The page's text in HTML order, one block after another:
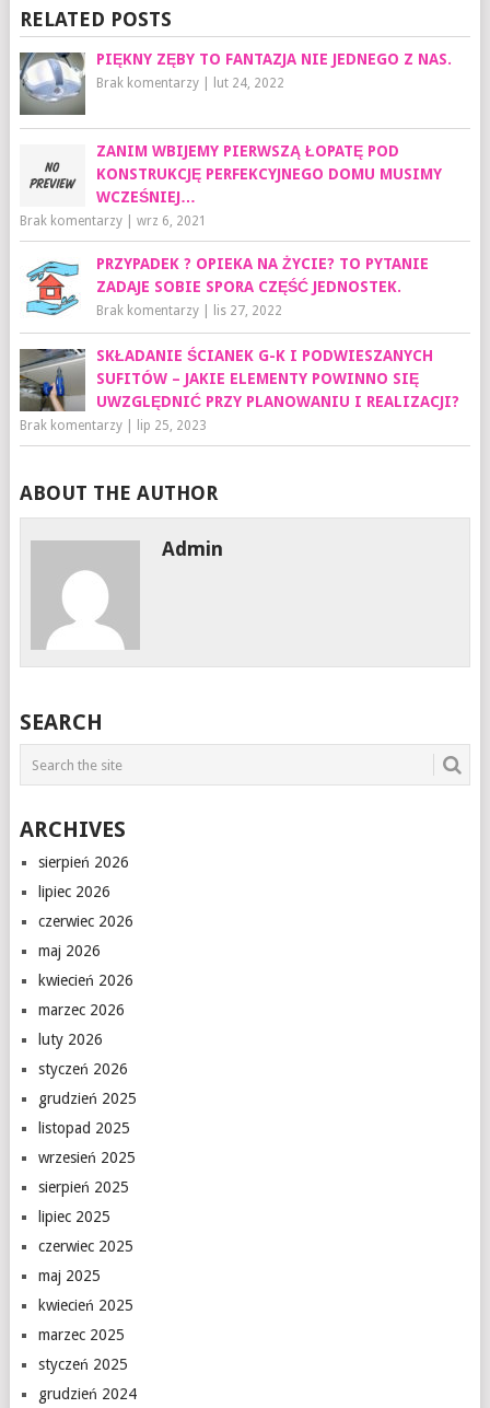
RELATED POSTS
PIĘKNY ZĘBY TO FANTAZJA NIE JEDNEGO Z NAS.
Brak komentarzy| lut 24, 2022
ZANIM WBIJEMY PIERWSZĄ ŁOPATĘ POD
KONSTRUKCJĘ PERFEKCYJNEGO DOMU MUSIMY
WCZEŚNIEJ…
Brak komentarzy| wrz 6, 2021
PRZYPADEK ? OPIEKA NA ŻYCIE? TO PYTANIE
ZADAJE SOBIE SPORA CZĘŚĆ JEDNOSTEK.
Brak komentarzy| lis 27, 2022
SKŁADANIE ŚCIANEK G-K I PODWIESZANYCH
SUFITÓW – JAKIE ELEMENTY POWINNO SIĘ
UWZGLĘDNIĆ PRZY PLANOWANIU I REALIZACJI?
Brak komentarzy| lip 25, 2023
ABOUT THE AUTHOR
Admin
SEARCH
ARCHIVES
sierpień 2026
lipiec 2026
czerwiec 2026
maj 2026
kwiecień 2026
marzec 2026
luty 2026
styczeń 2026
grudzień 2025
listopad 2025
wrzesień 2025
sierpień 2025
lipiec 2025
czerwiec 2025
maj 2025
kwiecień 2025
marzec 2025
styczeń 2025
grudzień 2024